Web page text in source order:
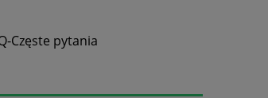
Częste pytania